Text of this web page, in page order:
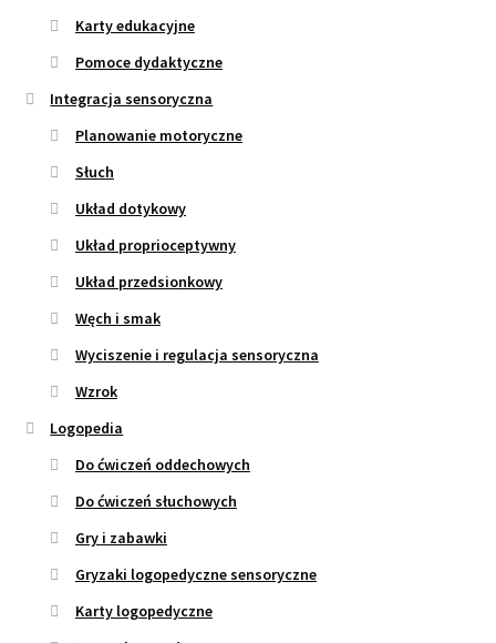
Karty edukacyjne
Pomoce dydaktyczne
Integracja sensoryczna
Planowanie motoryczne
Słuch
Układ dotykowy
Układ proprioceptywny
Układ przedsionkowy
Węch i smak
Wyciszenie i regulacja sensoryczna
Wzrok
Logopedia
Do ćwiczeń oddechowych
Do ćwiczeń słuchowych
Gry i zabawki
Gryzaki logopedyczne sensoryczne
Karty logopedyczne